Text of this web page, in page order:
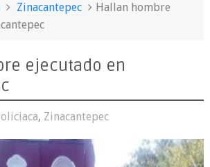
Zinacantepec
Hallan hombre
ejecutado en
, Zinacantepec